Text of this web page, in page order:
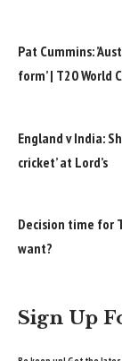
Pat Cummins:
form’ | T20 World
England v India:
cricket’ at Lord’s
Decision time for
want?
Sign Up